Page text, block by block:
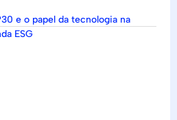
e o papel da tecnologia na
ESG